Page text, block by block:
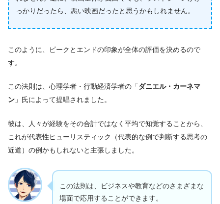
っかりだったら、悪い映画だったと思うかもしれません。
このように、ピークとエンドの印象が全体の評価を決めるので
す。
この法則は、心理学者・行動経済学者の「ダニエル・カーネマ
ン 」氏によって提唱されました。
彼は、人々が経験をその合計ではなく平均で知覚することから、
これが代表性ヒューリスティック（代表的な例で判断する思考の
近道）の例かもしれないと主張しました。
この法則は、ビジネスや教育などのさまざまな
場面で応用することができます。